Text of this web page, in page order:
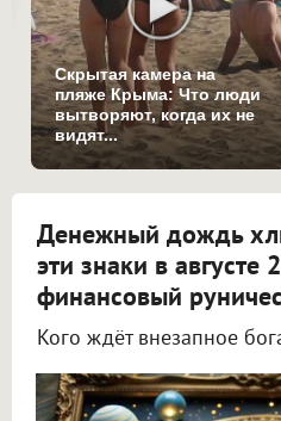
Скрытая камера на
пляже Крыма: Что люди
вытворяют, когда их не
видят...
Денежный дождь
эти знаки в августе
финансовый
Кого ждёт внезапное